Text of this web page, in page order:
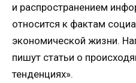
и распространением
относится к фактам
экономической жизни.
пишут статьи о
тенденциях».